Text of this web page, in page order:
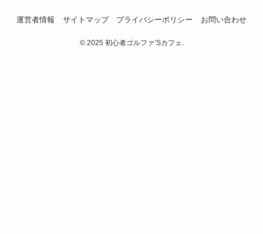
運営者情報 サイトマップ プライバシーポリシー お問い合わせ
©2025 初心者ゴルファ’Sカフェ.